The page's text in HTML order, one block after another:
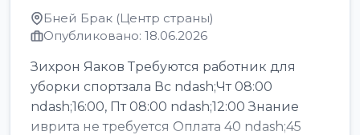
Бней Брак (Центр страны)
Опубликовано: 18.06.2026
Зихрон Яаков Требуются работник для
уборки спортзала Вс ndash;Чт 08:00
ndash;16:00, Пт 08:00 ndash;12:00 Знание
иврита не требуется Оплата 40 ndash;45